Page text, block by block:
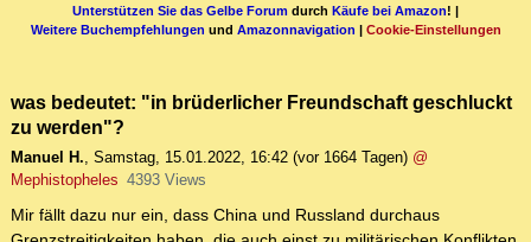
Unterstützen Sie das Gelbe Forum durch Käufe bei Amazon! |
Weitere Buchempfehlungen und Amazonnavigation | Cookie-Einstellungen
was bedeutet: "in brüderlicher Freundschaft geschluckt
zu werden"?
Manuel H., Samstag, 15.01.2022, 16:42 (vor 1664 Tagen) @
Mephistopheles 4393 Views
Mir fällt dazu nur ein, dass China und Russland durchaus